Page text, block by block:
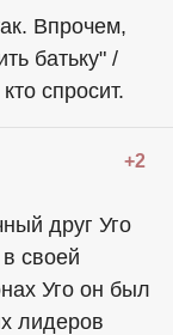
Впрочем,
батьку" /
спросит.
+2
друг Уго
своей
Уго он был
лидеров